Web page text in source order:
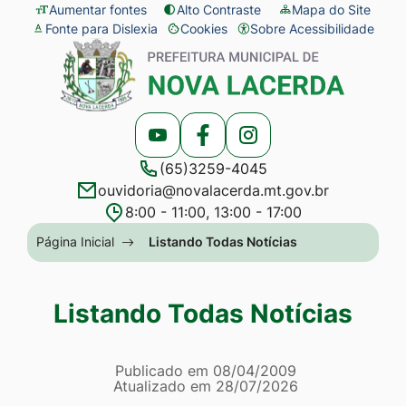
Seção
de
atalhos
acessibilidade
Ir
para
conteúdo
menu
[alt+2]
para
Aumentar fontes Alto Contraste
Mapa do Site
Fonte para Dislexia
Cookies
Abrir
preferências
de
cookies
Sobre Acessibilidade
Seção
menu
Acessar
a
Rede
Social
Acessar
a
Rede
Social
Acessar
a
Rede
Social
(65)3259-4045
ouvidoria@novalacerda.mt.gov.br
8:00 - 11:00, 13:00 - 17:00
Seção
do
principal
Página Inicial Listando Todas Notícias
Listando Todas Notícias
Página Listando Todas
Informações
Publicado em 08/04/2009
Atualizado em 28/07/2026